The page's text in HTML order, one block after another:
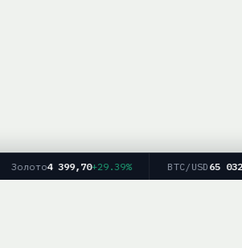
Золото4 399,70+29.39% BTC/USD65 032 -